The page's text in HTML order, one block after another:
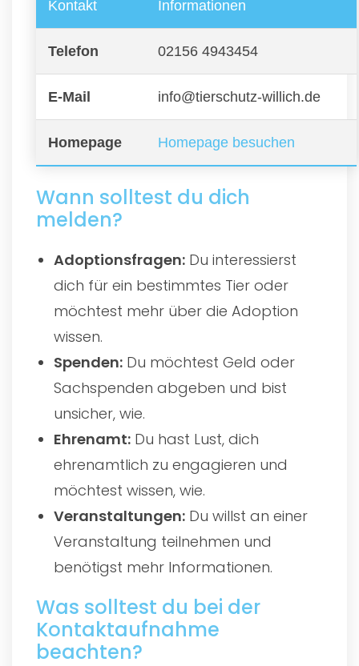
Kontakt Informationen
Telefon 02156 4943454
E-Mail info@tierschutz-willich.de
Homepage Homepage besuchen
Wann solltest du dich
melden?
Adoptionsfragen: Du interessierst
dich für ein bestimmtes Tier oder
möchtest mehr über die Adoption
wissen.
Spenden: Du möchtest Geld oder
Sachspenden abgeben und bist
unsicher, wie.
Ehrenamt: Du hast Lust, dich
ehrenamtlich zu engagieren und
möchtest wissen, wie.
Veranstaltungen: Du willst an einer
Veranstaltung teilnehmen und
benötigst mehr Informationen.
Was solltest du bei der
Kontaktaufnahme
beachten?